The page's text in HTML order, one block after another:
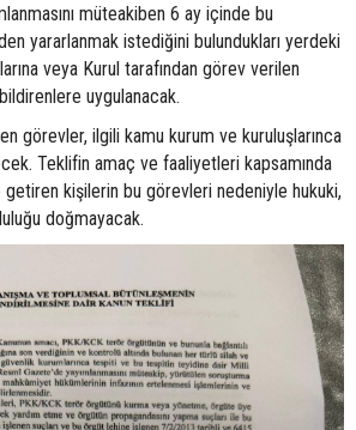
müteakiben 6 ay içinde bu
yararlanmak istediğini bulundukları yerdeki
veya Kurul tarafından görev verilen
uygulanacak.
görevler, ilgili kamu kurum ve kuruluşlarınca
Teklifin amaç ve faaliyetleri kapsamında
kişilerin bu görevleri nedeniyle hukuki,
doğmayacak.